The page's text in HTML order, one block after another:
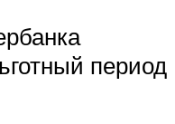
период